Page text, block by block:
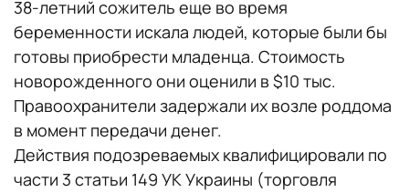
38-летний сожитель еще во время
беременности искала людей, которые были бы
готовы приобрести младенца. Стоимость
новорожденного они оценили в $10 тыс.
Правоохранители задержали их возле роддома
в момент передачи денег.
Действия подозреваемых квалифицировали по
части 3 статьи 149 УК Украины (торговля